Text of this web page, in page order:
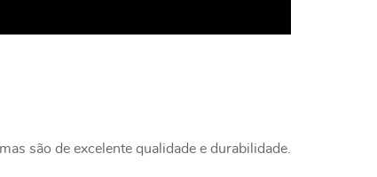
são de excelente qualidade e durabilidade.